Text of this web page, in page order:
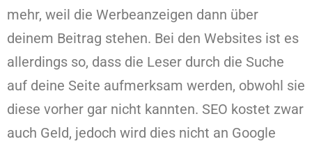
mehr, weil die Werbeanzeigen dann über
deinem Beitrag stehen. Bei den Websites ist es
allerdings so, dass die Leser durch die Suche
auf deine Seite aufmerksam werden, obwohl sie
diese vorher gar nicht kannten. SEO kostet zwar
auch Geld, jedoch wird dies nicht an Google